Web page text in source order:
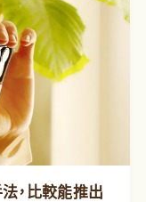
，比較能推出